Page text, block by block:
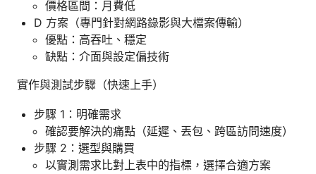
價格區間：月費低
D 方案（專門針對網路錄影與大檔案傳輸）
優點：高吞吐、穩定
缺點：介面與設定偏技術
實作與測試步驟（快速上手）
步驟 1：明確需求
確認要解決的痛點（延遲、丟包、跨區訪問速度）
步驟 2：選型與購買
以實測需求比對上表中的指標，選擇合適方案